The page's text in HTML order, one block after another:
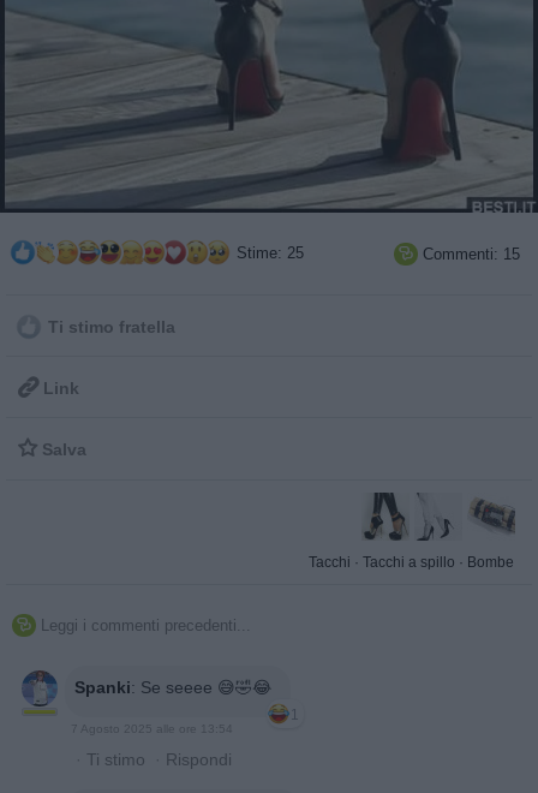
Stime: 25  Commenti: 15
Ti stimo fratella
 Link
 Salva
Tacchi · Tacchi a spillo · Bombe
 Leggi i commenti precedenti...
Spanki: Se seeee 😅🤣😂
1
7 Agosto 2025 alle ore 13:54
· Ti stimo · Rispondi